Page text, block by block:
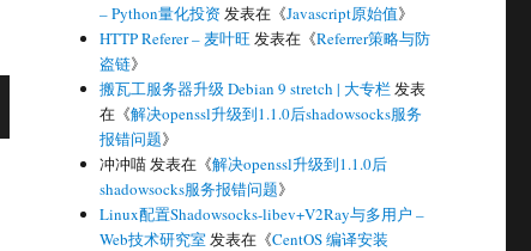
– Python量化投资 发表在《Javascript原始值》
HTTP Referer – 麦叶旺 发表在《Referrer策略与防
盗链》
搬瓦工服务器升级 Debian 9 stretch | 大专栏发表
在《解决openssl升级到1.1.0后shadowsocks服务
报错问题》
冲冲喵发表在《解决openssl升级到1.1.0后
shadowsocks服务报错问题》
Linux配置Shadowsocks-libev+V2Ray与多用户 –
Web技术研究室发表在《CentOS 编译安装